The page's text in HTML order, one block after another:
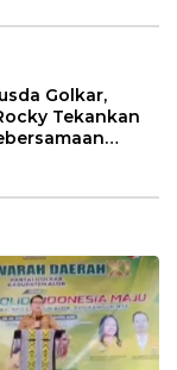
Golkar,
Tekankan